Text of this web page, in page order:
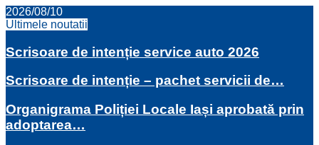
2026/08/10
Ultimele noutatii
Scrisoare de intenție service auto 2026
Scrisoare de intenție – pachet servicii de…
Organigrama Poliției Locale Iași aprobată prin
adoptarea…